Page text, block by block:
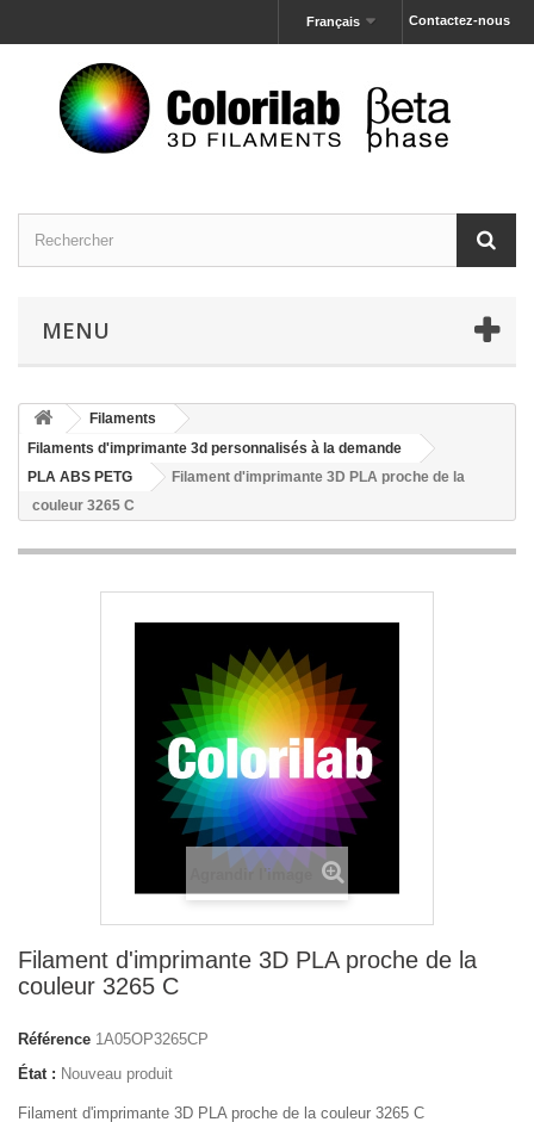
Contactez-nous
Français
MENU
Filaments
Filaments d'imprimante 3d personnalisés à la demande
PLA ABS PETG
Filament d'imprimante 3D PLA proche de la
couleur 3265 C
Agrandir l'image
Filament d'imprimante 3D PLA proche de la
couleur 3265 C
Référence 1A05OP3265CP
État : Nouveau produit
Filament d'imprimante 3D PLA proche de la couleur 3265 C